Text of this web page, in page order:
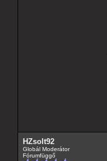
HZsolt92
Globál Moderátor
Fórumfüggő